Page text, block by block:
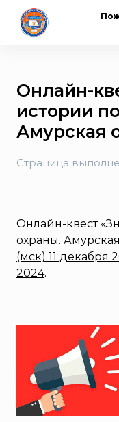
Онлайн-
истории
Амурская
Страница
Онлайн-квест
охраны.
(мск) 11 декабря
2024.